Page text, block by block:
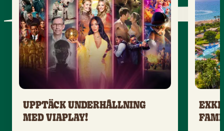
UPPTÄCK UNDERHÅLLNING
MED VIAPLAY!